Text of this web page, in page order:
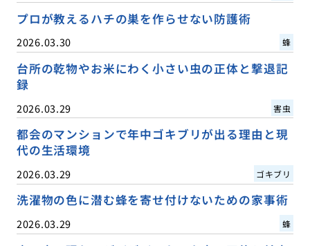
プロが教えるハチの巣を作らせない防護術
2026.03.30 蜂
台所の乾物やお米にわく小さい虫の正体と撃退記
録
2026.03.29 害虫
都会のマンションで年中ゴキブリが出る理由と現
代の生活環境
2026.03.29 ゴキブリ
洗濯物の色に潜む蜂を寄せ付けないための家事術
2026.03.29 蜂